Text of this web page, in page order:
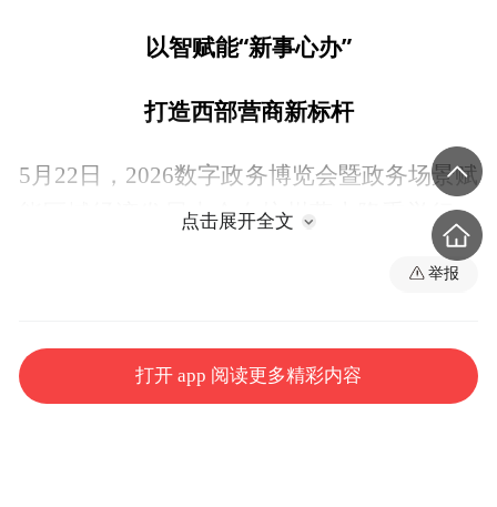
以智赋能“新事心办”
打造西部营商新标杆
5月22日，2026数字政务博览会暨政务场景赋
能区域经济发展大会在杭州萧山隆重举行。
本届大会以“数智政务场景・激活经济动能・
优化发展生态・提升企服效能”为主题，汇聚
集中展示数字政务创新成果，深入研讨数字
化赋能营商环境、产业转型、基层治理的创
点击展开全文
举报
打开 app 阅读更多精彩内容